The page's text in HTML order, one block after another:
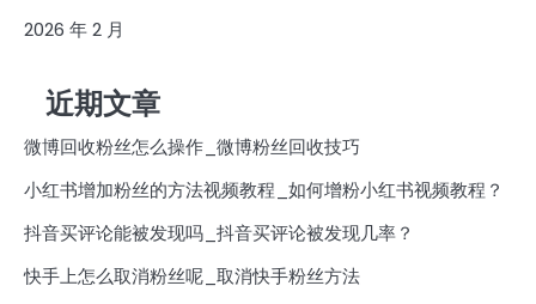
2026 年 2 月
近期文章
微博回收粉丝怎么操作_微博粉丝回收技巧
小红书增加粉丝的方法视频教程_如何增粉小红书视频教程？
抖音买评论能被发现吗_抖音买评论被发现几率？
快手上怎么取消粉丝呢_取消快手粉丝方法